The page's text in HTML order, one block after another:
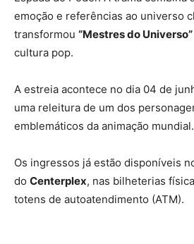
emoção e referências ao universo
transformou “Mestres do Universo”
cultura pop.
A estreia acontece no dia 04 de
uma releitura de um dos
emblemáticos da animação mundial.
Os ingressos já estão disponíveis
do Centerplex, nas bilheterias
totens de autoatendimento (ATM).